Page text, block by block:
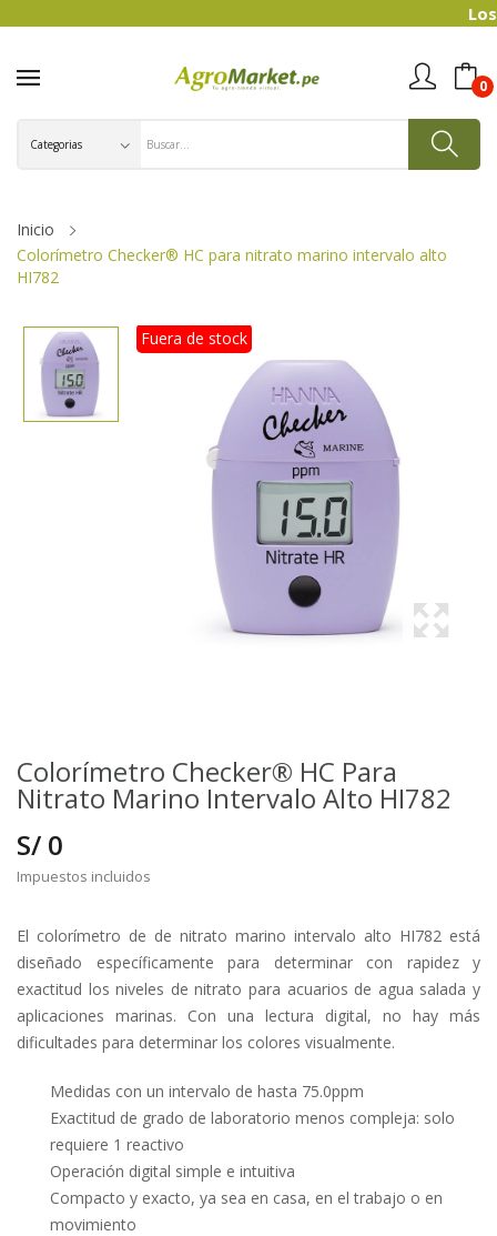
Los
0
Inicio
Colorímetro Checker® HC para nitrato marino intervalo alto
HI782
Fuera de stock
Colorímetro Checker® HC Para
Nitrato Marino Intervalo Alto HI782
S/ 0
Impuestos incluidos
El colorímetro de de nitrato marino intervalo alto HI782 está
diseñado específicamente para determinar con rapidez y
exactitud los niveles de nitrato para acuarios de agua salada y
aplicaciones marinas. Con una lectura digital, no hay más
dificultades para determinar los colores visualmente.
Medidas con un intervalo de hasta 75.0ppm
Exactitud de grado de laboratorio menos compleja: solo
requiere 1 reactivo
Operación digital simple e intuitiva
Compacto y exacto, ya sea en casa, en el trabajo o en
movimiento